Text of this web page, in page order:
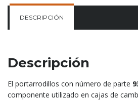
DESCRIPCIÓN
Descripción
El portarrodillos con número de parte
componente utilizado en cajas de